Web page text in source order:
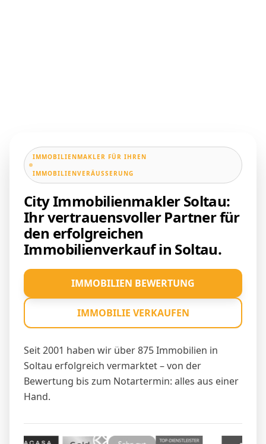
IMMOBILIENMAKLER FÜR IHREN
IMMOBILIENVERÄUSSERUNG
City Immobilienmakler Soltau:
Ihr vertrauensvoller Partner für
den erfolgreichen
Immobilienverkauf in Soltau.
Seit 2001 haben wir über 875 Immobilien in
Soltau erfolgreich vermarktet – von der
Bewertung bis zum Notartermin: alles aus einer
Hand.
IMMOBILIEN BEWERTUNG
IMMOBILIE VERKAUFEN